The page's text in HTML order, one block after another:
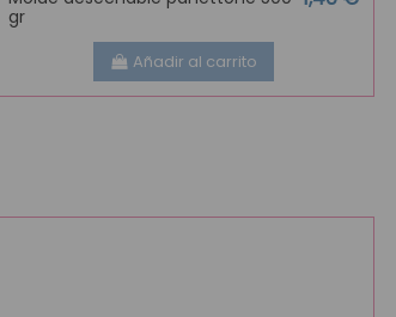
gr
Añadir al carrito